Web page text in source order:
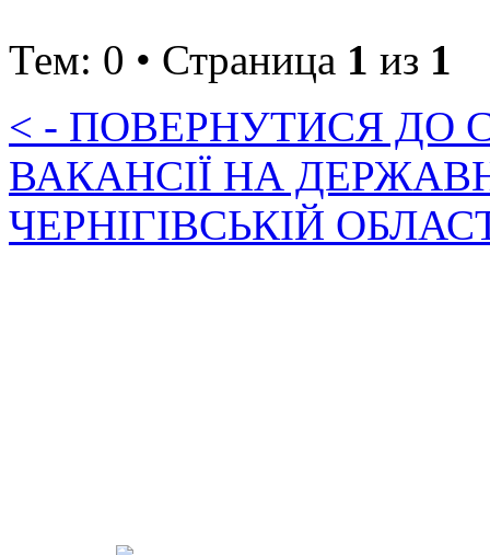
Тем: 0 • Страница 1 из 1
< - ПОВЕРНУТИСЯ ДО
ВАКАНСІЇ НА
ЧЕРНІГІВСЬКІЙ